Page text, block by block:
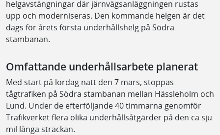
helgavstängningar där järnvägsanläggningen rustas
upp och moderniseras. Den kommande helgen är det
dags för årets första underhållshelg på Södra
stambanan.
Omfattande underhållsarbete planerat
Med start på lördag natt den 7 mars, stoppas
tågtrafiken på Södra stambanan mellan Hässleholm och
Lund. Under de efterföljande 40 timmarna genomför
Trafikverket flera olika underhållsåtgärder på den ca sju
mil långa sträckan.